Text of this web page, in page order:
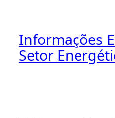
Equipe
Informações
Setor